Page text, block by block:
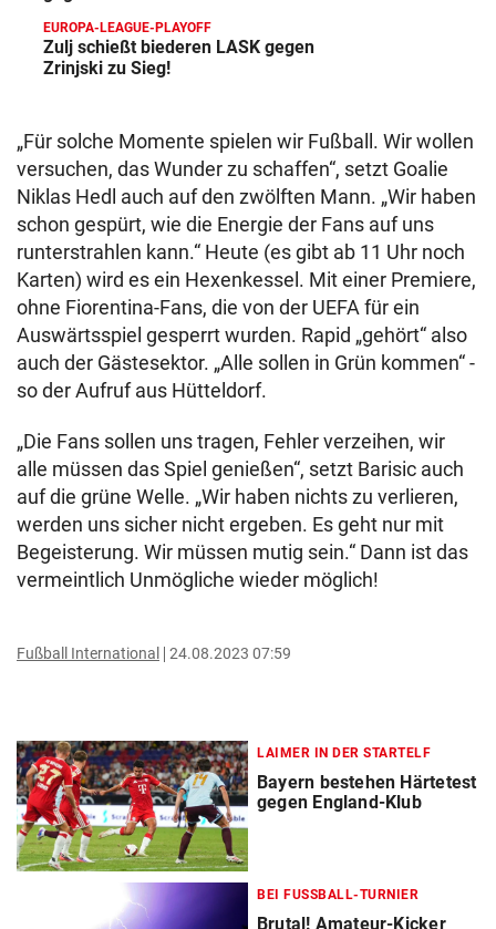
EUROPA-LEAGUE-PLAYOFF
Zulj schießt biederen LASK gegen
Zrinjski zu Sieg!
„Für solche Momente spielen wir Fußball. Wir wollen
versuchen, das Wunder zu schaffen“, setzt Goalie
Niklas Hedl auch auf den zwölften Mann. „Wir haben
schon gespürt, wie die Energie der Fans auf uns
runterstrahlen kann.“ Heute (es gibt ab 11 Uhr noch
Karten) wird es ein Hexenkessel. Mit einer Premiere,
ohne Fiorentina-Fans, die von der UEFA für ein
Auswärtsspiel gesperrt wurden. Rapid „gehört“ also
auch der Gästesektor. „Alle sollen in Grün kommen“ -
so der Aufruf aus Hütteldorf.
„Die Fans sollen uns tragen, Fehler verzeihen, wir
alle müssen das Spiel genießen“, setzt Barisic auch
auf die grüne Welle. „Wir haben nichts zu verlieren,
werden uns sicher nicht ergeben. Es geht nur mit
Begeisterung. Wir müssen mutig sein.“ Dann ist das
vermeintlich Unmögliche wieder möglich!
Fußball International 24.08.2023 07:59
LAIMER IN DER STARTELF
Bayern bestehen Härtetest
gegen England-Klub
BEI FUSSBALL-TURNIER
Brutal! Amateur-Kicker